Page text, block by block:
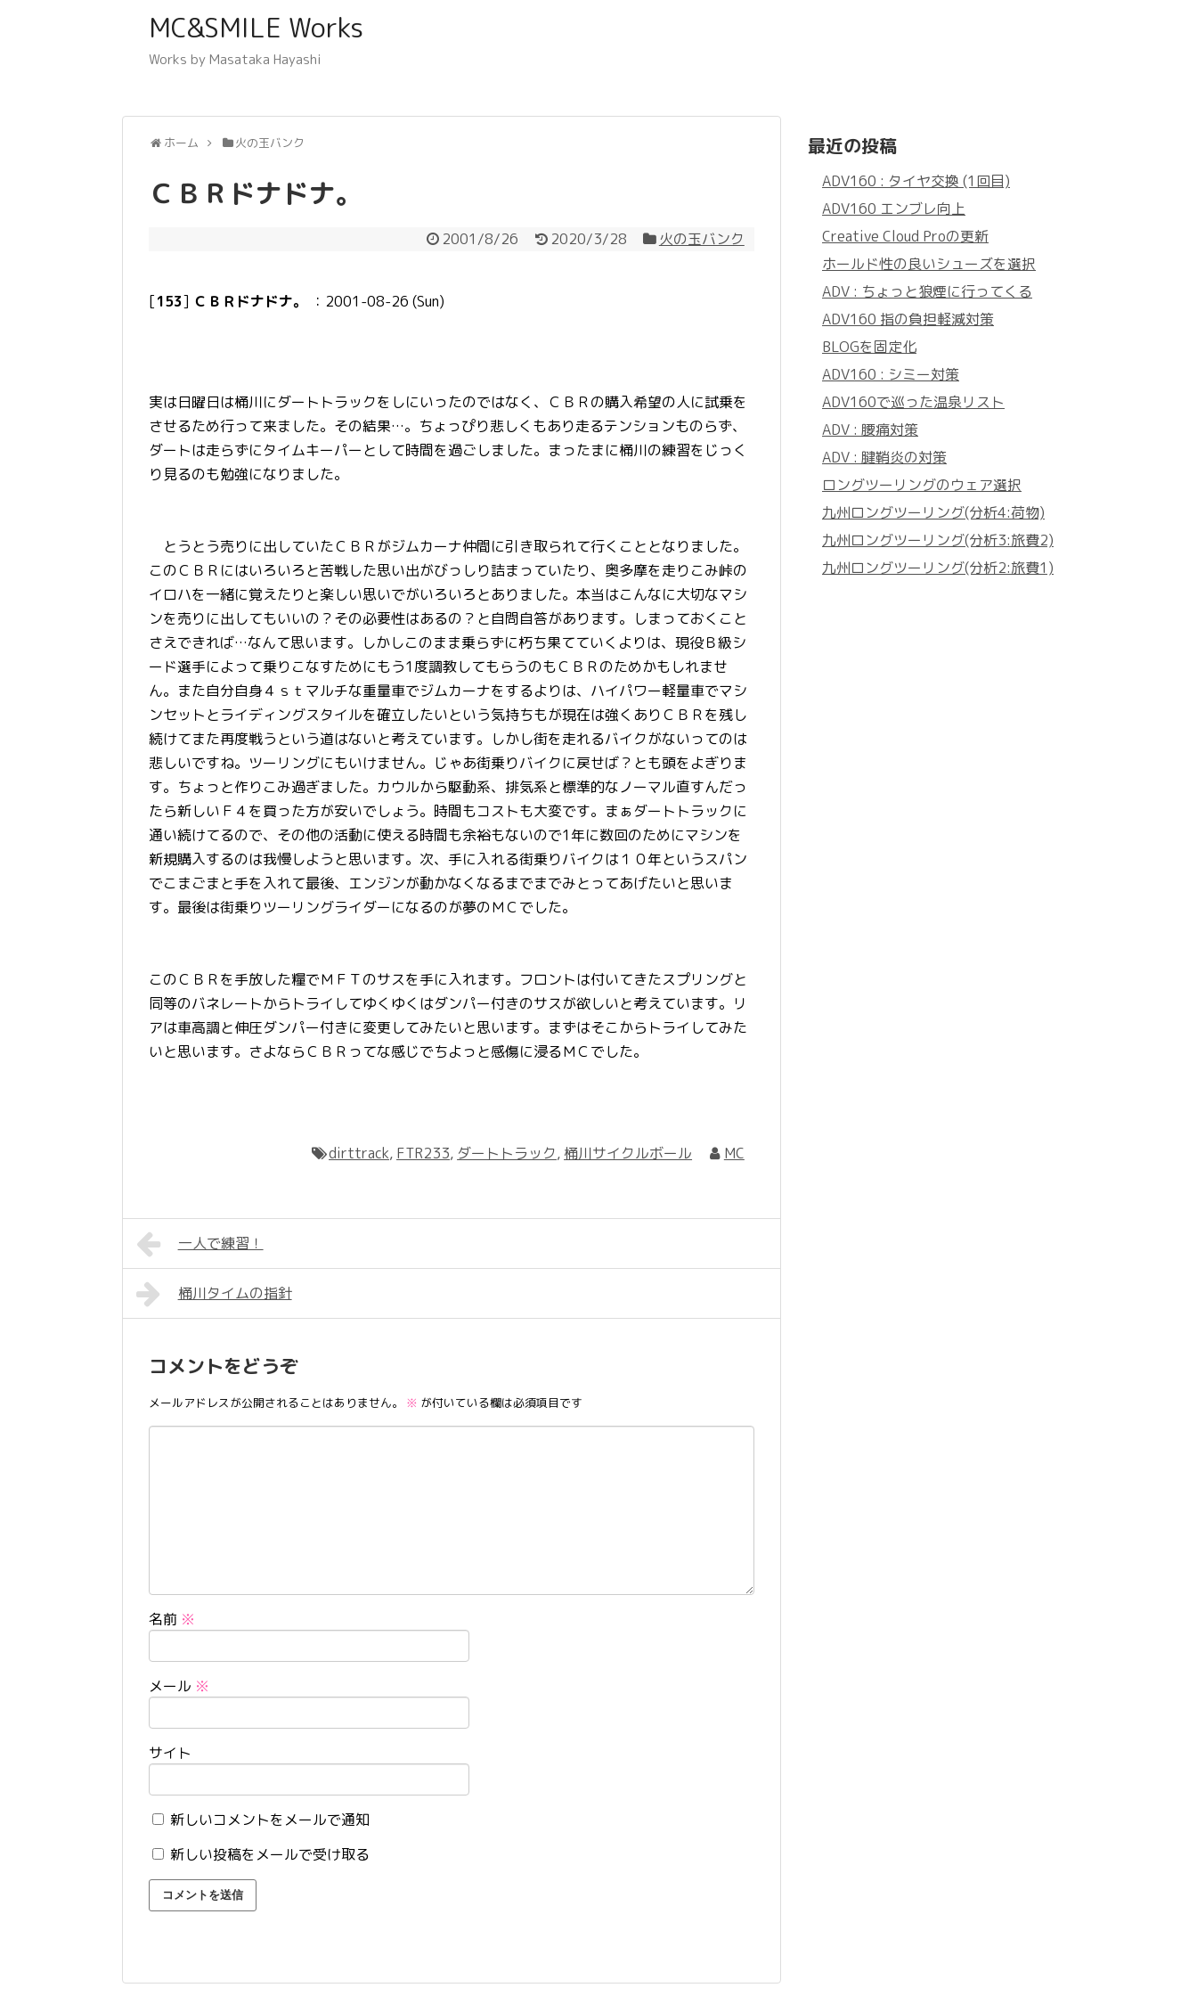
MC&SMILE Works
Works by Masataka Hayashi
ホーム 火の玉バンク
ＣＢＲドナドナ。
2001/8/26 2020/3/28 火の玉バンク
[153] ＣＢＲドナドナ。 ：2001-08-26 (Sun)
実は日曜日は桶川にダートトラックをしにいったのではなく、ＣＢＲの購入希望の人に試乗を
させるため行って来ました。その結果…。ちょっぴり悲しくもあり走るテンションものらず、
ダートは走らずにタイムキーパーとして時間を過ごしました。まったまに桶川の練習をじっく
り見るのも勉強になりました。
とうとう売りに出していたＣＢＲがジムカーナ仲間に引き取られて行くこととなりました。
このＣＢＲにはいろいろと苦戦した思い出がびっしり詰まっていたり、奥多摩を走りこみ峠の
イロハを一緒に覚えたりと楽しい思いでがいろいろとありました。本当はこんなに大切なマシ
ンを売りに出してもいいの？その必要性はあるの？と自問自答があります。しまっておくこと
さえできれば…なんて思います。しかしこのまま乗らずに朽ち果てていくよりは、現役Ｂ級シ
ード選手によって乗りこなすためにもう1度調教してもらうのもＣＢＲのためかもしれませ
ん。また自分自身４ｓｔマルチな重量車でジムカーナをするよりは、ハイパワー軽量車でマシ
ンセットとライディングスタイルを確立したいという気持ちもが現在は強くありＣＢＲを残し
続けてまた再度戦うという道はないと考えています。しかし街を走れるバイクがないってのは
悲しいですね。ツーリングにもいけません。じゃあ街乗りバイクに戻せば？とも頭をよぎりま
す。ちょっと作りこみ過ぎました。カウルから駆動系、排気系と標準的なノーマル直すんだっ
たら新しいＦ４を買った方が安いでしょう。時間もコストも大変です。まぁダートトラックに
通い続けてるので、その他の活動に使える時間も余裕もないので1年に数回のためにマシンを
新規購入するのは我慢しようと思います。次、手に入れる街乗りバイクは１０年というスパン
でこまごまと手を入れて最後、エンジンが動かなくなるまでまでみとってあげたいと思いま
す。最後は街乗りツーリングライダーになるのが夢のＭＣでした。
このＣＢＲを手放した糧でＭＦＴのサスを手に入れます。フロントは付いてきたスプリングと
同等のバネレートからトライしてゆくゆくはダンパー付きのサスが欲しいと考えています。リ
アは車高調と伸圧ダンパー付きに変更してみたいと思います。まずはそこからトライしてみた
いと思います。さよならＣＢＲってな感じでちよっと感傷に浸るＭＣでした。
dirttrack, FTR233, ダートトラック, 桶川サイクルボール MC
一人で練習！
桶川タイムの指針
コメントをどうぞ
メールアドレスが公開されることはありません。 ※ が付いている欄は必須項目です
名前 ※
メール ※
サイト
新しいコメントをメールで通知
新しい投稿をメールで受け取る
最近の投稿
ADV160 : タイヤ交換 (1回目)
ADV160 エンブレ向上
Creative Cloud Proの更新
ホールド性の良いシューズを選択
ADV : ちょっと狼煙に行ってくる
ADV160 指の負担軽減対策
BLOGを固定化
ADV160 : シミー対策
ADV160で巡った温泉リスト
ADV : 腰痛対策
ADV : 腱鞘炎の対策
ロングツーリングのウェア選択
九州ロングツーリング(分析4:荷物)
九州ロングツーリング(分析3:旅費2)
九州ロングツーリング(分析2:旅費1)